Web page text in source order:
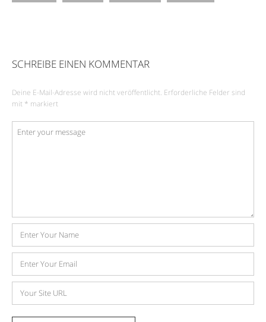
SCHREIBE EINEN KOMMENTAR
Deine E-Mail-Adresse wird nicht veröffentlicht. Erforderliche Felder sind
mit * markiert
Kommentar
Name
Adresse
Website